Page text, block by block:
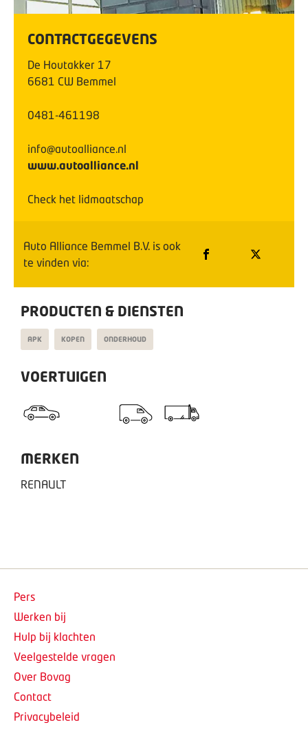
CONTACTGEGEVENS
De Houtakker 17
6681 CW Bemmel
0481-461198
info@autoalliance.nl
www.autoalliance.nl
Check het lidmaatschap
Auto Alliance Bemmel B.V. is ook
te vinden via:
PRODUCTEN & DIENSTEN
APK KOPEN ONDERHOUD
VOERTUIGEN
MERKEN
RENAULT
Pers
Werken bij
Hulp bij klachten
Veelgestelde vragen
Over Bovag
Contact
Privacybeleid